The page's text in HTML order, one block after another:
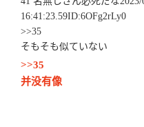
16:41:23.59ID:6OFg2rLy0
>>35
そもそも似ていない
>>35
并没有像